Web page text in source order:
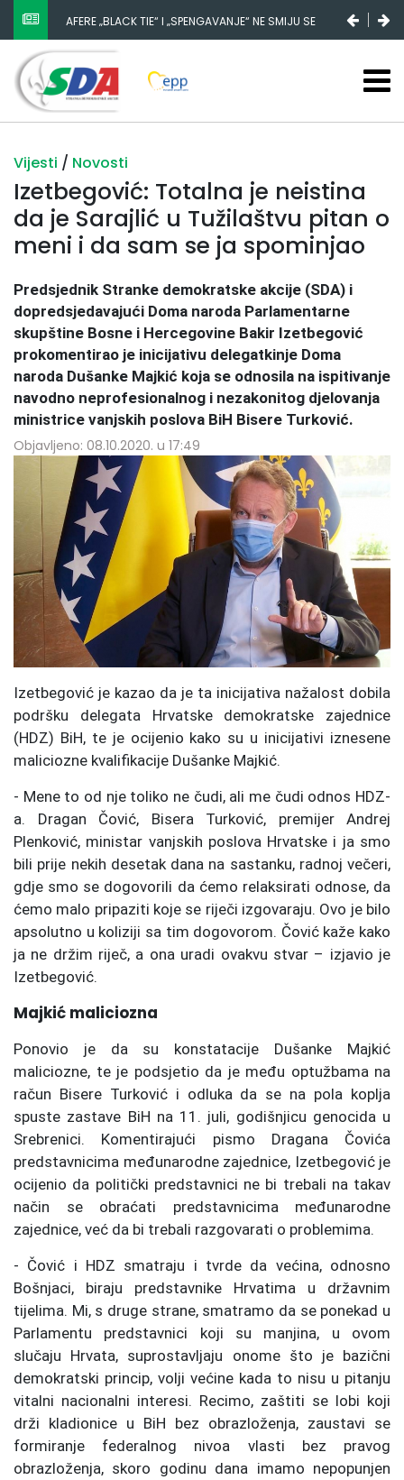
AFERE „BLACK TIE“ I „SPENGAVANJE“ NE SMIJU SE
ZATAŠKATI
Vijesti / Novosti
Izetbegović: Totalna je neistina
da je Sarajlić u Tužilaštvu pitan o
meni i da sam se ja spominjao
Predsjednik Stranke demokratske akcije (SDA) i
dopredsjedavajući Doma naroda Parlamentarne
skupštine Bosne i Hercegovine Bakir Izetbegović
prokomentirao je inicijativu delegatkinje Doma
naroda Dušanke Majkić koja se odnosila na ispitivanje
navodno neprofesionalnog i nezakonitog djelovanja
ministrice vanjskih poslova BiH Bisere Turković.
Objavljeno: 08.10.2020. u 17:49
Izetbegović je kazao da je ta inicijativa nažalost dobila
podršku delegata Hrvatske demokratske zajednice
(HDZ) BiH, te je ocijenio kako su u inicijativi iznesene
maliciozne kvalifikacije Dušanke Majkić.
- Mene to od nje toliko ne čudi, ali me čudi odnos HDZ-
a. Dragan Čović, Bisera Turković, premijer Andrej
Plenković, ministar vanjskih poslova Hrvatske i ja smo
bili prije nekih desetak dana na sastanku, radnoj večeri,
gdje smo se dogovorili da ćemo relaksirati odnose, da
ćemo malo pripaziti koje se riječi izgovaraju. Ovo je bilo
apsolutno u koliziji sa tim dogovorom. Čović kaže kako
ja ne držim riječ, a ona uradi ovakvu stvar – izjavio je
Izetbegović.
Majkić maliciozna
Ponovio je da su konstatacije Dušanke Majkić
maliciozne, te je podsjetio da je među optužbama na
račun Bisere Turković i odluka da se na pola koplja
spuste zastave BiH na 11. juli, godišnjicu genocida u
Srebrenici. Komentirajući pismo Dragana Čovića
predstavnicima međunarodne zajednice, Izetbegović je
ocijenio da politički predstavnici ne bi trebali na takav
način se obraćati predstavnicima međunarodne
zajednice, već da bi trebali razgovarati o problemima.
- Čović i HDZ smatraju i tvrde da većina, odnosno
Bošnjaci, biraju predstavnike Hrvatima u državnim
tijelima. Mi, s druge strane, smatramo da se ponekad u
Parlamentu predstavnici koji su manjina, u ovom
slučaju Hrvata, suprostavljaju onome što je bazični
demokratski princip, volji većine kada to nisu u pitanju
vitalni nacionalni interesi. Recimo, zaštiti se lobi koji
drži kladionice u BiH bez obrazloženja, zaustavi se
formiranje federalnog nivoa vlasti bez pravog
obrazloženja, skoro godinu dana imamo nepopunjen